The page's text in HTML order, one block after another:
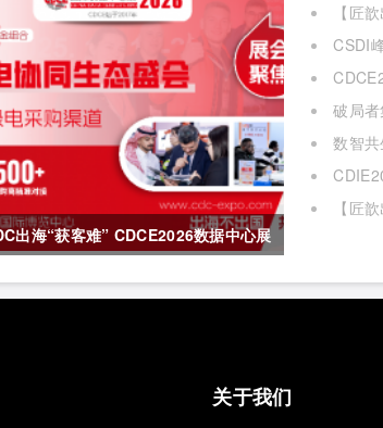
出海“获客难” CDCE2026数据中心展
【匠
领衔，
CSDI
重塑生产力
升级 搭
破局
实践案例
数智
论坛即将
【匠
关于我们